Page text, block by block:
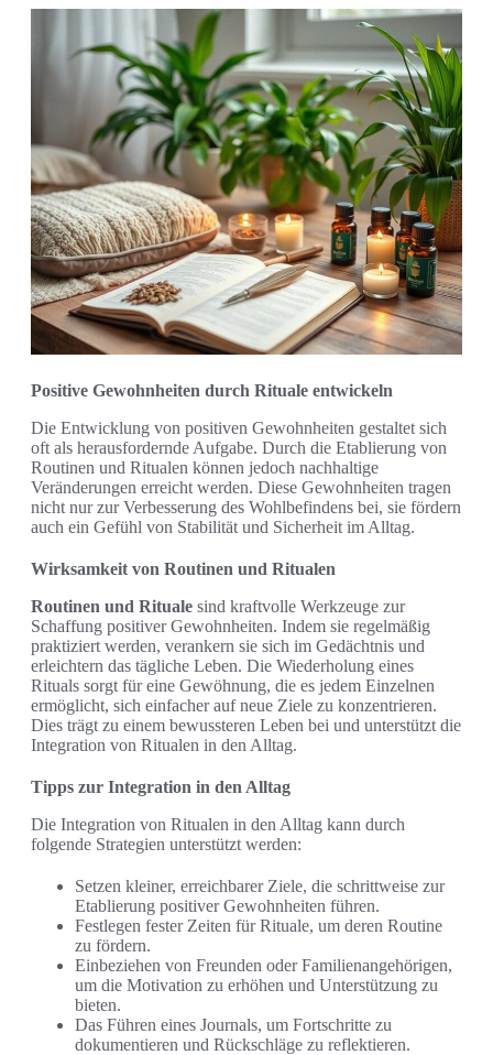
Positive Gewohnheiten durch Rituale entwickeln
Die Entwicklung von positiven Gewohnheiten gestaltet sich
oft als herausfordernde Aufgabe. Durch die Etablierung von
Routinen und Ritualen können jedoch nachhaltige
Veränderungen erreicht werden. Diese Gewohnheiten tragen
nicht nur zur Verbesserung des Wohlbefindens bei, sie fördern
auch ein Gefühl von Stabilität und Sicherheit im Alltag.
Wirksamkeit von Routinen und Ritualen
Routinen und Rituale sind kraftvolle Werkzeuge zur
Schaffung positiver Gewohnheiten. Indem sie regelmäßig
praktiziert werden, verankern sie sich im Gedächtnis und
erleichtern das tägliche Leben. Die Wiederholung eines
Rituals sorgt für eine Gewöhnung, die es jedem Einzelnen
ermöglicht, sich einfacher auf neue Ziele zu konzentrieren.
Dies trägt zu einem bewussteren Leben bei und unterstützt die
Integration von Ritualen in den Alltag.
Tipps zur Integration in den Alltag
Die Integration von Ritualen in den Alltag kann durch
folgende Strategien unterstützt werden:
Setzen kleiner, erreichbarer Ziele, die schrittweise zur
Etablierung positiver Gewohnheiten führen.
Festlegen fester Zeiten für Rituale, um deren Routine
zu fördern.
Einbeziehen von Freunden oder Familienangehörigen,
um die Motivation zu erhöhen und Unterstützung zu
bieten.
Das Führen eines Journals, um Fortschritte zu
dokumentieren und Rückschläge zu reflektieren.